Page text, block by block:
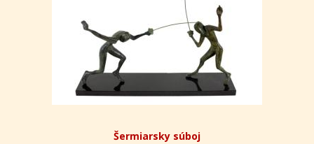
Šermiarsky súboj